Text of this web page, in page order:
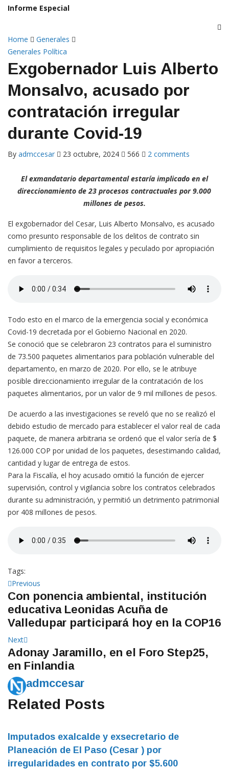
Generales Política
Exgobernador Luis Alberto
Monsalvo, acusado por
contratación irregular
durante Covid-19
By admccesar 23 octubre, 2024 566
direccionamiento de 23 procesos contractuales por 9.000
millones de pesos.
El exgobernador del Cesar, Luis Alberto Monsalvo, es acusado
como presunto responsable de los delitos de contrato sin
cumplimiento de requisitos legales y peculado por apropiación
en favor a terceros.
Covid-19 decretada por el Gobierno Nacional en 2020.
Se conoció que se celebraron 23 contratos para el suministro
de 73.500 paquetes alimentarios para población vulnerable del
departamento, en marzo de 2020. Por ello, se le atribuye
posible direccionamiento irregular de la contratación de los
paquetes alimentarios, por un valor de 9 mil millones de pesos.
De acuerdo a las investigaciones se reveló que no se realizó el
debido estudio de mercado para establecer el valor real de cada
paquete, de manera arbitraria se ordenó que el valor sería de $
126.000 COP por unidad de los paquetes, desestimando calidad,
cantidad y lugar de entrega de estos.
Para la Fiscalía, el hoy acusado omitió la función de ejercer
supervisión, control y vigilancia sobre los contratos celebrados
durante su administración, y permitió un detrimento patrimonial
por 408 millones de pesos.
Navegación
de
entradas
Previous
Con ponencia ambiental, institución
educativa Leonidas Acuña de
Valledupar participará hoy en la COP16
Next Next
Adonay Jaramillo, en el Foro Step25,
en Finlandia
admccesar
Related Posts
Planeación de El Paso (Cesar ) por
irregularidades en contrato por $5.600
millones